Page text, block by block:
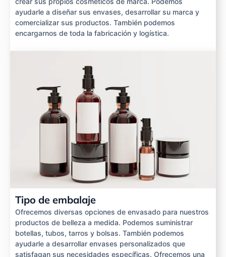
ayudarle a diseñar sus envases, desarrollar su marca y
comercializar sus productos. También podemos
encargarnos de toda la fabricación y logística.
Tipo de embalaje
Ofrecemos diversas opciones de envasado para nuestros
productos de belleza a medida. Podemos suministrar
botellas, tubos, tarros y bolsas. También podemos
ayudarle a desarrollar envases personalizados que
satisfagan sus necesidades específicas. Ofrecemos una